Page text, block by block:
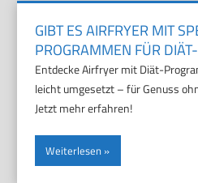
GIBT ES AIRFRYER MIT
PROGRAMMEN FÜR
Entdecke Airfryer mit Diät-
leicht umgesetzt – für Genuss
Jetzt mehr erfahren!
Weiterlesen